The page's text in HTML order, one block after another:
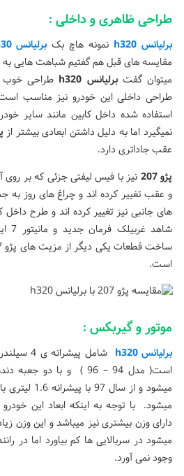
طراحی ظاهری و داخلی :
برلیانس h320 نمونه هاچ بک برلیانس h330
مقایسه های قبل هم گفتیم شباهت هایی
میتوان گفتبرلیانس h320
طراحی خوب
طراحی داخلی این خودرو نیز مناسب
استفاده شده داخل کابین مانند سایر
نمیگیرد اما به دلیل داشتن ابعادی بیشتر از
عقب جاداتری دارد.
پژو 207
نیز با فیس لیفتی جزئی که بر
و عقب تغییر کرده اند و چراغ های روز به
های جانبی نیز تغییر کرده اند و طرح داخل
است.
موتور و گیربکس :
برلیانس h320
است( مدل 94 – 96 ) و با
دارای وزن بیشتری نیز میباشد و این وزن
میشود در سربالایی ها کم بیاورد اما در
وجود نمی آورد.